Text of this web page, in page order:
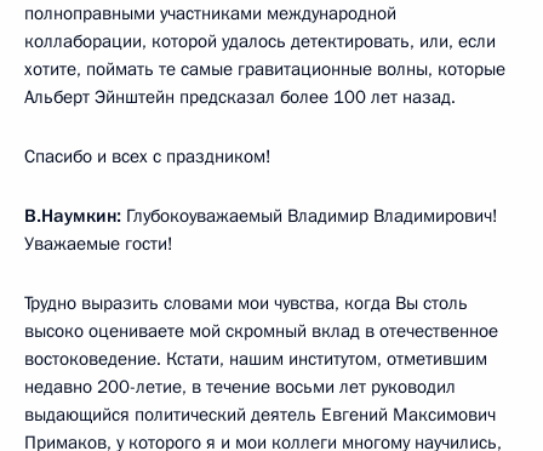
полноправными участниками международной
коллаборации, которой удалось детектировать, или, если
хотите, поймать те самые гравитационные волны, которые
Альберт Эйнштейн предсказал более 100 лет назад.
Спасибо и всех с праздником!
В.Наумкин: Глубокоуважаемый Владимир Владимирович!
Уважаемые гости!
Трудно выразить словами мои чувства, когда Вы столь
высоко оцениваете мой скромный вклад в отечественное
востоковедение. Кстати, нашим институтом, отметившим
недавно 200-летие, в течение восьми лет руководил
выдающийся политический деятель Евгений Максимович
Примаков, у которого я и мои коллеги многому научились,